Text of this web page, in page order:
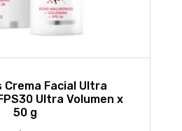
Crema Facial Ultra
Ultra Volumen x
50 g